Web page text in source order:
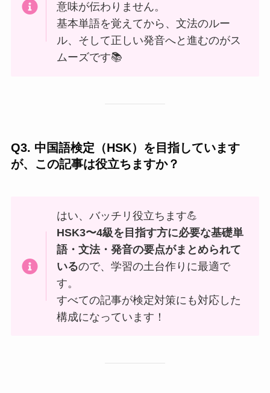
意味が伝わりません。
基本単語を覚えてから、文法のルー
ル、そして正しい発音へと進むのがス
ムーズです📚
Q3. 中国語検定（HSK）を目指しています
が、この記事は役立ちますか？
はい、バッチリ役立ちます💪
HSK3〜4級を目指す方に必要な基礎単
語・文法・発音の要点がまとめられて
いるので、学習の土台作りに最適で
す。
すべての記事が検定対策にも対応した
構成になっています！